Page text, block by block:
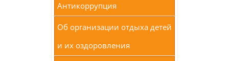
Антикоррупция
Об организации отдыха детей
и их оздоровления